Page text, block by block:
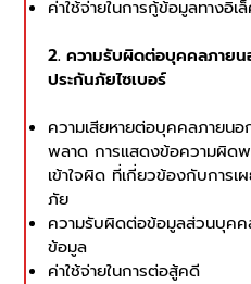
ค่าใช้จ่ายในการกู้ข้อมูลทางอิ
2. ความรับผิดต่อบุคคลภาย
ประกันภัยไซเบอร์
ความเสียหายต่อบุคคลภายน
พลาด การแสดงข้อความผิดพ
เข้าใจผิด ที่เกี่ยวข้องกับการเ
ภัย
ความรับผิดต่อข้อมูลส่วนบุค
ข้อมูล
ค่าใช้จ่ายในการต่อสู้คดี